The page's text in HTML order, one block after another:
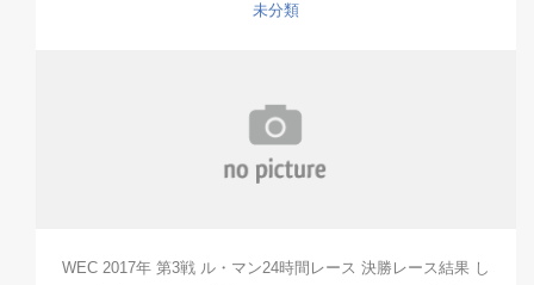
未分類
WEC 2017年 第3戦 ル・マン24時間レース 決勝レース結果 し